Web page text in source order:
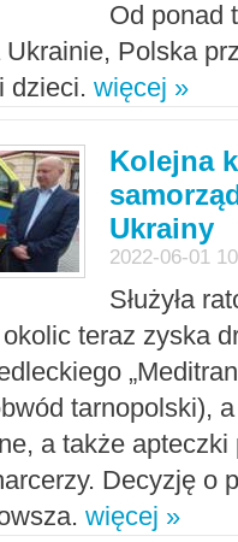
Od ponad
Polska
dzieci. więcej »
Kolejna
Ukrainy
2022-06-01
Służyła
teraz zyska
tarnopolski),
a także apteczki
Decyzję o
więcej »